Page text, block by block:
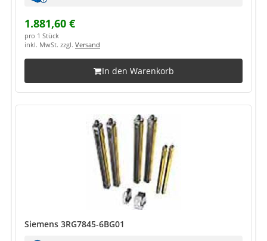
1.881,60 €
pro 1 Stück
inkl. MwSt. zzgl. Versand
In den Warenkorb
Siemens 3RG7845-6BG01